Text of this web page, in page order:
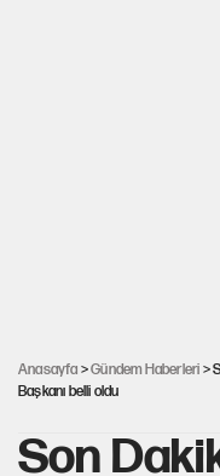
Anasayfa >Gündem Haberleri >
Başkanı belli oldu
Son